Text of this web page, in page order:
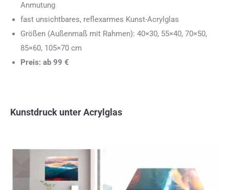
Anmutung
fast unsichtbares, reflexarmes Kunst-Acrylglas
Größen (Außenmaß mit Rahmen): 40×30, 55×40, 70×50,
85×60, 105×70 cm
Preis: ab 99 €
Kunstdruck unter Acrylglas